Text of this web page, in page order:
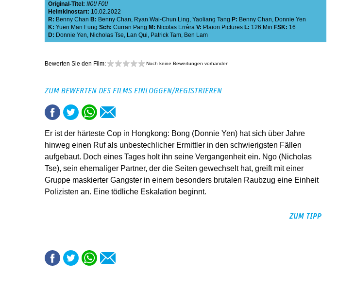
Original-Titel: NOU FOU
Heimkinostart: 10.02.2022
R: Benny Chan B: Benny Chan, Ryan Wai-Chun Ling, Yaoliang Tang P: Benny Chan, Donnie Yen
K: Yuen Man Fung Sch: Curran Pang M: Nicolas Errèra V: Plaion Pictures L: 126 Min FSK: 16
D: Donnie Yen, Nicholas Tse, Lan Qui, Patrick Tam, Ben Lam
Bewerten Sie den Film: Noch keine Bewertungen vorhanden
ZUM BEWERTEN DES FILMS EINLOGGEN/REGISTRIEREN
Er ist der härteste Cop in Hongkong: Bong (Donnie Yen) hat sich über Jahre
hinweg einen Ruf als unbestechlicher Ermittler in den schwierigsten Fällen
aufgebaut. Doch eines Tages holt ihn seine Vergangenheit ein. Ngo (Nicholas
Tse), sein ehemaliger Partner, der die Seiten gewechselt hat, greift mit einer
Gruppe maskierter Gangster in einem besonders brutalen Raubzug eine Einheit
Polizisten an. Eine tödliche Eskalation beginnt.
ZUM TIPP